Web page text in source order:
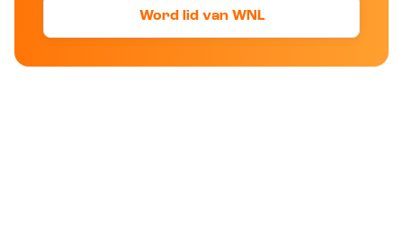
Word lid van WNL